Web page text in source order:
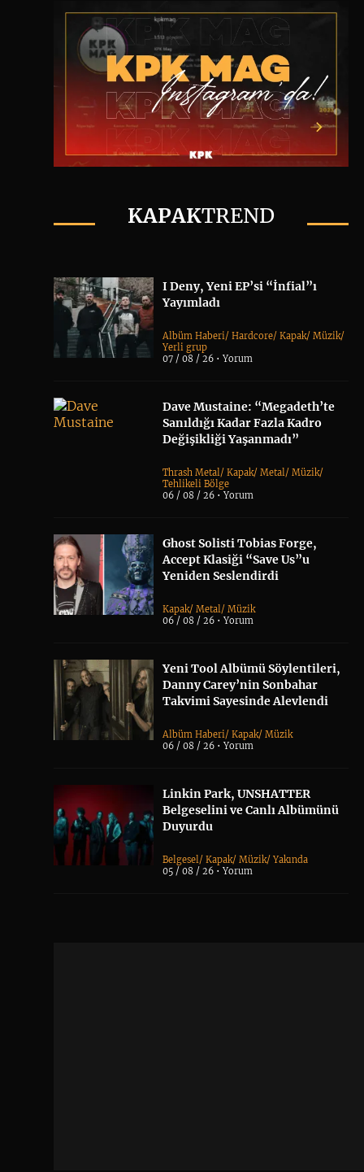
KAPAKTREND
I Deny, Yeni EP’si “İnfial”ı
Yayımladı
Albüm Haberi/Hardcore/Kapak/Müzik/
Yerli grup
07 / 08 / 26 •Yorum
Dave Mustaine: “Megadeth’te
Sanıldığı Kadar Fazla Kadro
Değişikliği Yaşanmadı”
Thrash Metal/Kapak/Metal/Müzik/
Tehlikeli Bölge
06 / 08 / 26 •Yorum
Ghost Solisti Tobias Forge,
Accept Klasiği “Save Us”u
Yeniden Seslendirdi
Kapak/Metal/Müzik
06 / 08 / 26 •Yorum
Yeni Tool Albümü Söylentileri,
Danny Carey’nin Sonbahar
Takvimi Sayesinde Alevlendi
Albüm Haberi/Kapak/Müzik
06 / 08 / 26 •Yorum
Linkin Park, UNSHATTER
Belgeselini ve Canlı Albümünü
Duyurdu
Belgesel/Kapak/Müzik/Yakında
05 / 08 / 26 •Yorum